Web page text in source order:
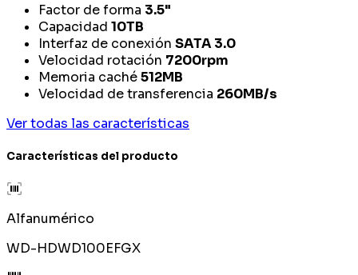
Factor de forma 3.5"
Capacidad 10TB
Interfaz de conexión SATA 3.0
Velocidad rotación 7200rpm
Memoria caché512MB
Velocidad de transferencia 260MB/s
Ver todas las características
Características del producto
Alfanumérico
WD-HDWD100EFGX